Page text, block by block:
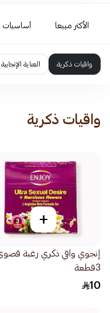
الأكثر مبيعا أساسيات
واقيات ذكرية العناية
واقيات ذكرية
+
إنجوي واقي ذكري رغبة
3قطعة
10